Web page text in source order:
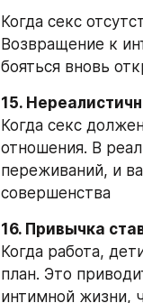
Когда секс
Возвращение к
бояться вновь
15.
Когда секс
отношения. В
переживаний, и
совершенства
16. Привычка
Когда работа,
план. Это
интимной жизни,